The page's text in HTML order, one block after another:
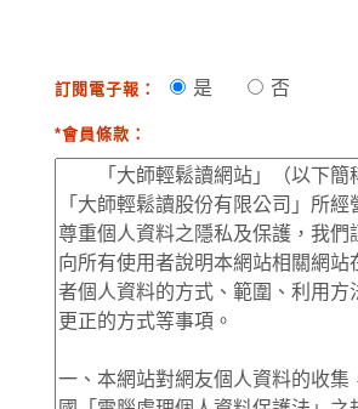
訂閱電子報： 是 否
*會員條款：